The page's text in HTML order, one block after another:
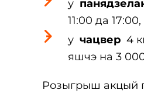
у
11:00 да
у чацвер 4
яшчэ на 3
Розыгрыш акцый